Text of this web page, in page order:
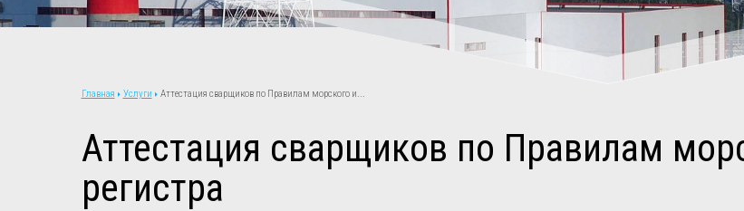
Главная Услуги Аттестация сварщиков по Правилам морского и...
Аттестация сварщиков по Правилам
регистра